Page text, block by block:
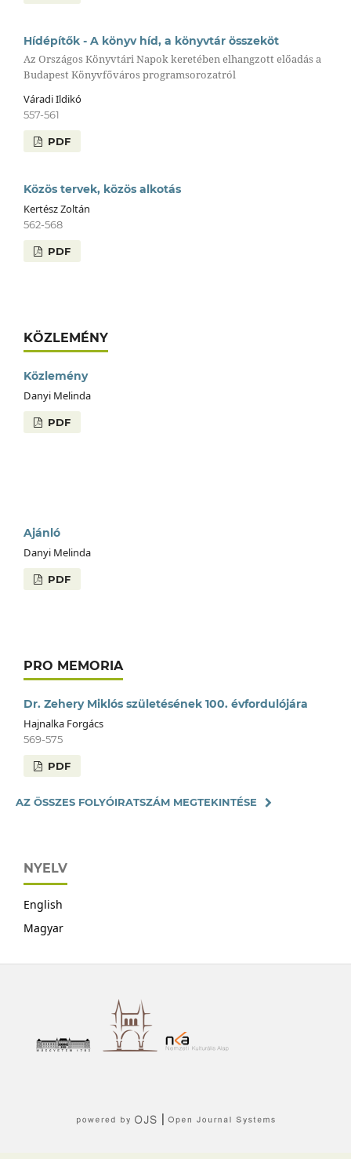
Hídépítők - A könyv híd, a könyvtár összeköt
Az Országos Könyvtári Napok keretében elhangzott előadás a
Budapest Könyvfőváros programsorozatról
Váradi Ildikó
557-561
PDF
Közös tervek, közös alkotás
Kertész Zoltán
562-568
PDF
KÖZLEMÉNY
Közlemény
Danyi Melinda
PDF
Ajánló
Danyi Melinda
PDF
PRO MEMORIA
Dr. Zehery Miklós születésének 100. évfordulójára
Hajnalka Forgács
569-575
PDF
AZ ÖSSZES FOLYÓIRATSZÁM MEGTEKINTÉSE
NYELV
English
Magyar